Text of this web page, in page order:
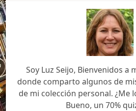
Soy Luz Seijo, Bienvenidos a
donde comparto algunos de
de mi colección personal. ¿Me
Bueno, un 70%